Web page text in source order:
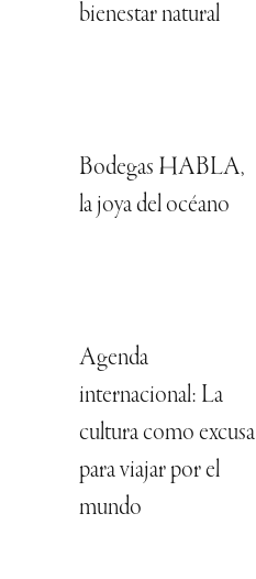
bienestar natural
Bodegas HABLA,
la joya del océano
Agenda
internacional: La
cultura como excusa
para viajar por el
mundo